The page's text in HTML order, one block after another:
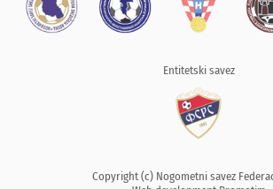
Entitetski savez
Copyright (c) Nogometni savez